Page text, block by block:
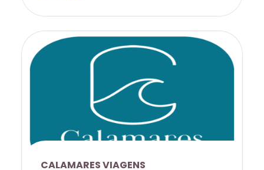
PARCERIA COM A RENOVA TURISMO A
PARCERIA COM A RENOVA TURISMO
FOI DESENVOLVIDA COM FOCO EM
GERAR VALOR ESTRATÉGICO,
CALAMARES VIAGENS